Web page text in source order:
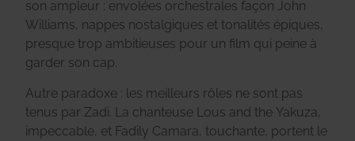
son ampleur : envolées orchestrales façon John
Williams, nappes nostalgiques et tonalités épiques,
presque trop ambitieuses pour un film qui peine à
garder son cap.
Autre paradoxe : les meilleurs rôles ne sont pas
tenus par Zadi. La chanteuse Lous and the Yakuza,
impeccable, et Fadily Camara, touchante, portent le